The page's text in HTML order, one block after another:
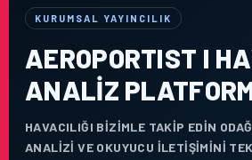
KURUMSAL YAYINCILIK
AEROPORTIST I
ANALIZ
HAVACILIĞI BIZIMLE TAKIP EDIN
ANALIZI VE OKUYUCU ILETIŞIMINI